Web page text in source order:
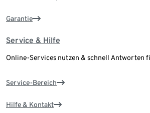
Garantie
Service & Hilfe
Online-Services nutzen & schnell Antworten
Service-Bereich
Hilfe & Kontakt